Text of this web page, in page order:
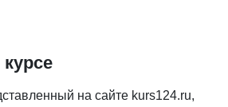
на сайте kurs124.ru,